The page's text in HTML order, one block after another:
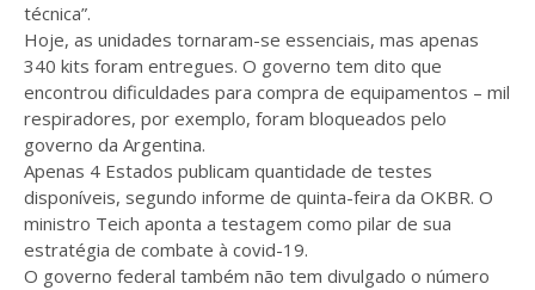
técnica”.
Hoje, as unidades tornaram-se essenciais, mas apenas
340 kits foram entregues. O governo tem dito que
encontrou dificuldades para compra de equipamentos – mil
respiradores, por exemplo, foram bloqueados pelo
governo da Argentina.
Apenas 4 Estados publicam quantidade de testes
disponíveis, segundo informe de quinta-feira da OKBR. O
ministro Teich aponta a testagem como pilar de sua
estratégia de combate à covid-19.
O governo federal também não tem divulgado o número